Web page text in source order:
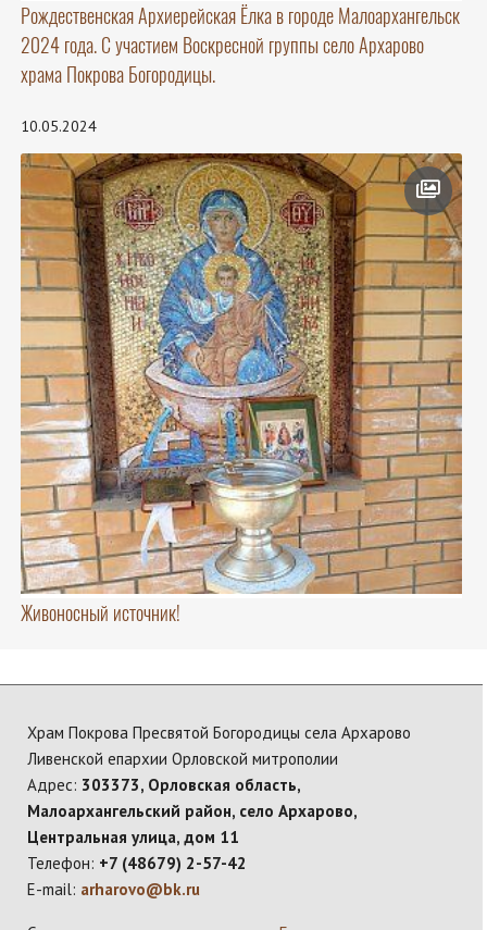
Рождественская Архиерейская Ёлка в городе Малоархангельск
2024 года. С участием Воскресной группы село Архарово
храма Покрова Богородицы.
10.05.2024
Живоносный источник!
Храм Покрова Пресвятой Богородицы села Архарово
Ливенской епархии Орловской митрополии
Адрес: 303373, Орловская область,
Малоархангельский район, село Архарово,
Центральная улица, дом 11
Телефон: +7 (48679) 2-57-42
E-mail: arharovo@bk.ru